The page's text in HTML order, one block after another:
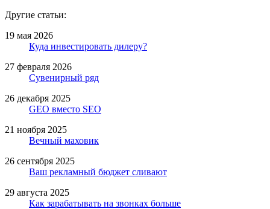
Другие статьи:
19 мая 2026
Куда инвестировать дилеру?
27 февраля 2026
Сувенирный ряд
26 декабря 2025
GEO вместо SEO
21 ноября 2025
Вечный маховик
26 сентября 2025
Ваш рекламный бюджет сливают
29 августа 2025
Как зарабатывать на звонках больше